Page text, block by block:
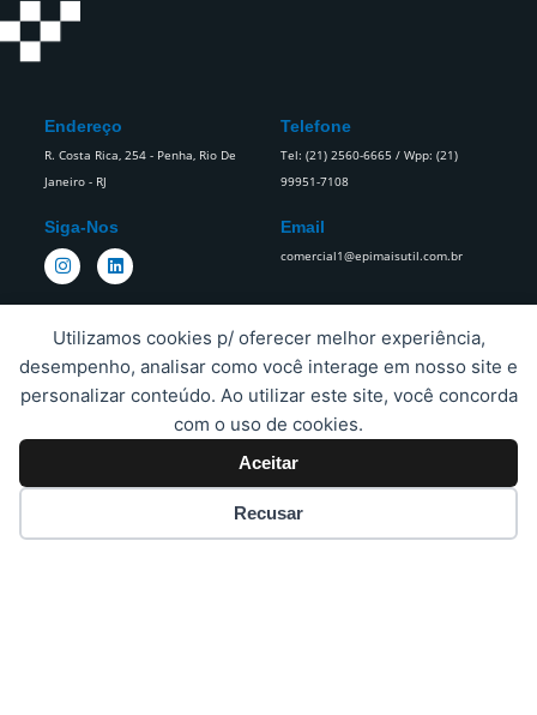
Utilizamos cookies p/ oferecer melhor experiência,
desempenho, analisar como você interage em nosso site e
personalizar conteúdo. Ao utilizar este site, você concorda
com o uso de cookies.
Aceitar
Recusar
Estamos Sempre Prontos Para
Todas As Suas Necessidades.​
Proteja A Sua Empresa E Os Seus Funcionários Da Cabeça Aos Pés.
Endereço
R. Costa Rica, 254 - Penha, Rio De
Janeiro - RJ
Telefone
Tel: (21) 2560-6665 / Wpp: (21)
99951-7108
Siga-Nos
I
n
s
t
a
g
r
m
L
i
n
k
e
d
i
Email
comercial1@epimaisutil.com.br